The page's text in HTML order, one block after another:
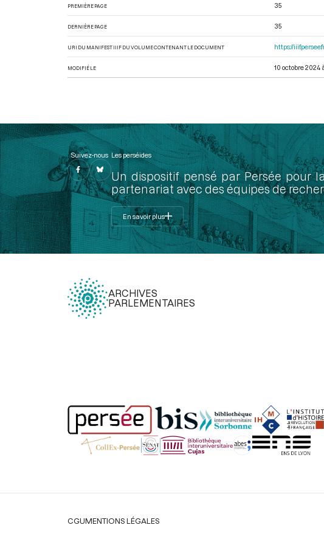
PREMIÈRE PAGE 35
DERNIÈRE PAGE 35
URI DU MANIFEST IIIF DU VOLUME CONTENANT LE DOCUMENT https://
MODIFIÉ LE 10 octobre 2024
Suivez-nous Les perséides
Un dispositif pensé par Persée pour
partenariat avec des équipes de
En savoir plus
ARCHIVES
PARLEMENTAIRES
Légal
CGUMENTIONS LÉGALES